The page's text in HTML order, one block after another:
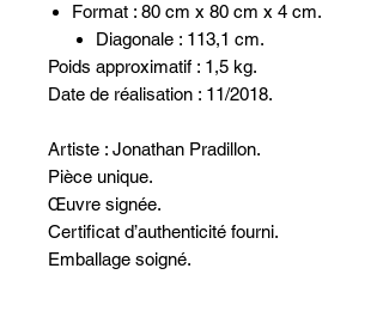
Format : 80 cm x 80 cm x 4 cm.
Diagonale : 113,1 cm.
Poids approximatif : 1,5 kg.
Date de réalisation : 11/2018.
Artiste : Jonathan Pradillon.
Pièce unique.
Œuvre signée.
Certificat d’authenticité fourni.
Emballage soigné.